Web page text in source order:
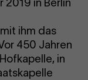
2019 in Berlin
ihm das
450 Jahren
in